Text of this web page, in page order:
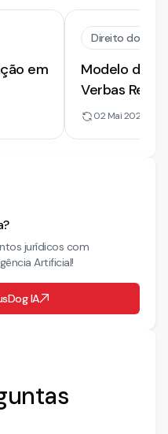
em
Direito do
Modelo de
Verbas
de02 Mai 2022
jurídicos com
Artificial!
IA